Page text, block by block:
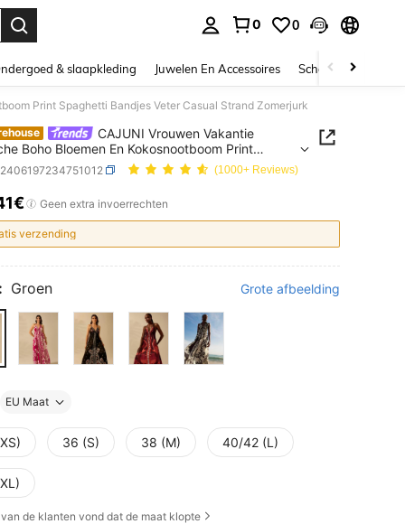
0 0
& slaapkleding Juwelen En Accessoires Schoonheid &
Print Spaghetti Bandjes Veter Casual Strand Zomerjurk
CAJUNI Vrouwen Vakantie
Boho Bloemen En Kokosnootboom Print
Bandjes Veter Casual Strand Zomerjurk(1000+ Reviews)
AND AVAILABILITY
Geen extra invoerrechten
verzending
Groen Grote afbeelding
EU Maat
36 (S) 38 (M) 40/42 (L)
van de klanten vond dat de maat klopte